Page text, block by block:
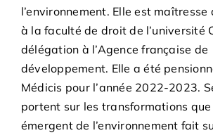
l’environnement. Elle est maîtresse
à la faculté de droit de l’université
délégation à l’Agence française de
développement. Elle a été
Médicis pour l’année 2022-2023.
portent sur les transformations
émergent de l’environnement fait